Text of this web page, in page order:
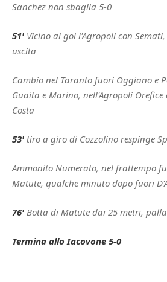
Sanchez non sbaglia 5-0
51' Vicino al gol l'Agropoli con
uscita
Cambio nel Taranto fuori Oggiano e
Guaita e Marino, nell'Agropoli Orefice
Costa
53' tiro a giro di Cozzolino respinge
Ammonito Numerato, nel frattempo
Matute, qualche minuto dopo fuori
76' Botta di Matute dai 25 metri,
Termina allo Iacovone 5-0